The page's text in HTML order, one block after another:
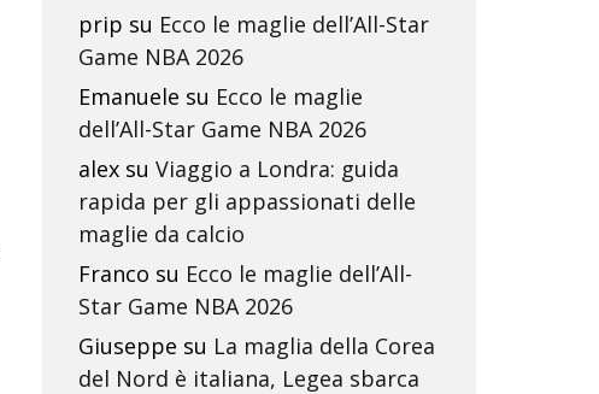
prip su Ecco le maglie dell’All-Star
Game NBA 2026
Emanuele su Ecco le maglie
dell’All-Star Game NBA 2026
alex su Viaggio a Londra: guida
rapida per gli appassionati delle
maglie da calcio
Franco su Ecco le maglie dell’All-
Star Game NBA 2026
Giuseppe su La maglia della Corea
del Nord è italiana, Legea sbarca